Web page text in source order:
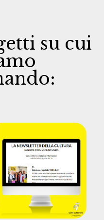
su cui